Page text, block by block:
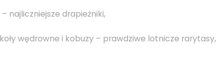
najliczniejsze drapieżniki,
wędrowne i kobuzy – prawdziwe lotnicze rarytasy,